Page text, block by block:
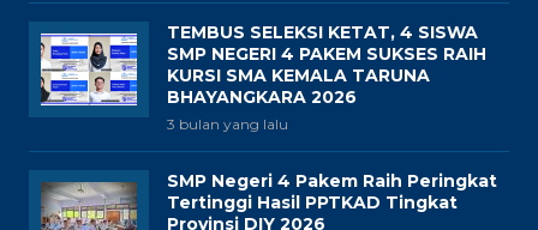
TEMBUS SELEKSI KETAT, 4 SISWA
SMP NEGERI 4 PAKEM SUKSES RAIH
KURSI SMA KEMALA TARUNA
BHAYANGKARA 2026
3 bulan yang lalu
SMP Negeri 4 Pakem Raih Peringkat
Tertinggi Hasil PPTKAD Tingkat
Provinsi DIY 2026